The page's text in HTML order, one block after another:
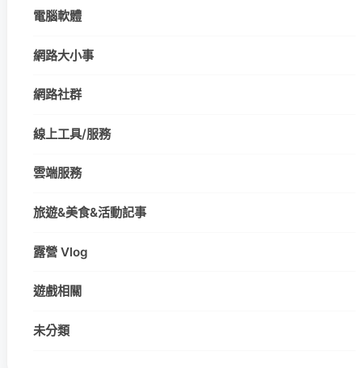
電腦軟體
網路大小事
網路社群
線上工具/服務
雲端服務
旅遊&美食&活動記事
露營 Vlog
遊戲相關
未分類